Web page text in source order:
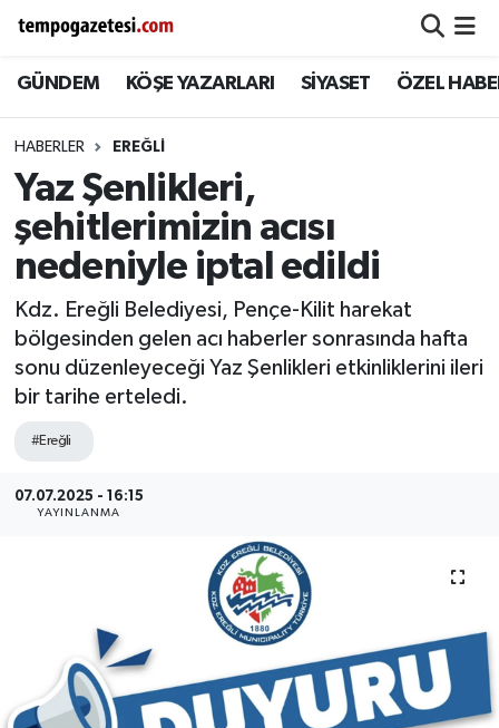
GÜNDEM KÖŞE YAZARLARI SİYASET ÖZEL
HABERLER EREĞLI
Yaz Şenlikleri,
şehitlerimizin acısı
nedeniyle iptal edildi
Kdz. Ereğli Belediyesi, Pençe-Kilit harekat
bölgesinden gelen acı haberler sonrasında hafta
sonu düzenleyeceği Yaz Şenlikleri etkinliklerini ileri
bir tarihe erteledi.
#Ereğli
07.07.2025 - 16:15
YAYINLANMA
Alaplı
Çaycuma
Devrek
Ereğli
Gökçebey
GÜNDEM
YAŞAM
Zonguldak
Zonguldak Nöbetçi Eczaneler
Zonguldak Hava Durumu
Zonguldak Namaz Vakitleri
Zonguldak Trafik Yoğunluk Haritası
Süper Lig Puan Durumu ve Fikstür
Tüm Manşetler